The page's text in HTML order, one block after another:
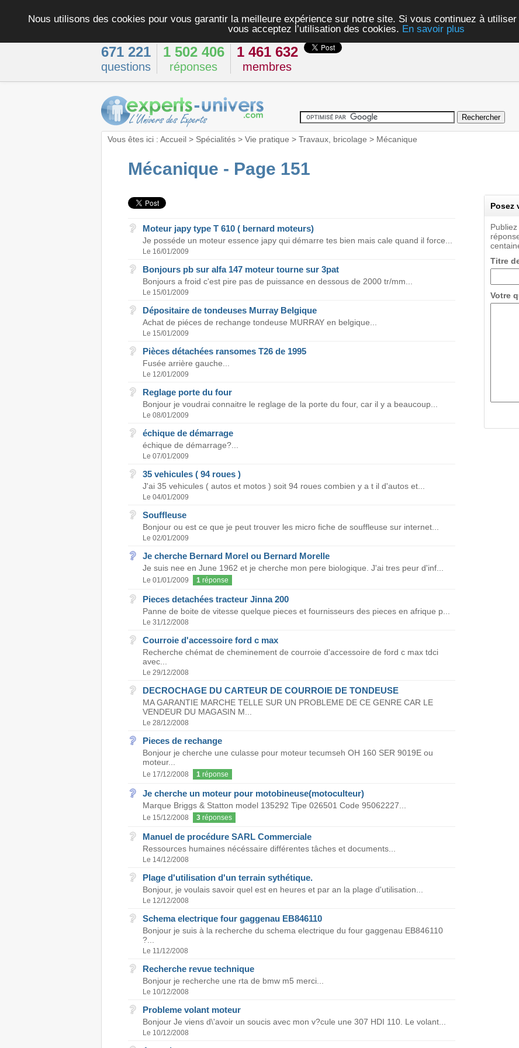
Nous utilisons des cookies pour vous garantir la meilleure expérience sur notre site. Si vous continuez à
vous acceptez l’utilisation des cookies. En savoir plus
671 221
questions
1 502 406
réponses
1 461 632
membres
Vous êtes ici : Accueil> Spécialités> Vie pratique > Travaux, bricolage > Mécanique
Mécanique - Page 151
Moteur japy type T 610 ( bernard moteurs)
Je posséde un moteur essence japy qui démarre tes bien mais cale quand il force...
Le 16/01/2009
Bonjours pb sur alfa 147 moteur tourne sur 3pat
Bonjours a froid c'est pire pas de puissance en dessous de 2000 tr/mm...
Le 15/01/2009
Dépositaire de tondeuses Murray Belgique
Achat de piéces de rechange tondeuse MURRAY en belgique...
Le 15/01/2009
Pièces détachées ransomes T26 de 1995
Fusée arrière gauche...
Le 12/01/2009
Reglage porte du four
Bonjour je voudrai connaitre le reglage de la porte du four, car il y a beaucoup...
Le 08/01/2009
échique de démarrage
échique de démarrage?...
Le 07/01/2009
35 vehicules ( 94 roues )
J'ai 35 vehicules ( autos et motos ) soit 94 roues combien y a t il d'autos et...
Le 04/01/2009
Souffleuse
Bonjour ou est ce que je peut trouver les micro fiche de souffleuse sur internet...
Le 02/01/2009
Je cherche Bernard Morel ou Bernard Morelle
Je suis nee en June 1962 et je cherche mon pere biologique. J'ai tres peur d'inf...
Le 01/01/2009 1réponse
Pieces detachées tracteur Jinna 200
Panne de boite de vitesse quelque pieces et fournisseurs des pieces en afrique p...
Le 31/12/2008
Courroie d'accessoire ford c max
Recherche chémat de cheminement de courroie d'accessoire de ford c max tdci
avec...
Le 29/12/2008
DECROCHAGE DU CARTEUR DE COURROIE DE TONDEUSE
MA GARANTIE MARCHE TELLE SUR UN PROBLEME DE CE GENRE CAR LE
VENDEUR DU MAGASIN M...
Le 28/12/2008
Pieces de rechange
Bonjour je cherche une culasse pour moteur tecumseh OH 160 SER 9019E ou
moteur...
Le 17/12/2008 1réponse
Je cherche un moteur pour motobineuse(motoculteur)
Marque Briggs & Statton model 135292 Tipe 026501 Code 95062227...
Le 15/12/2008 3réponses
Manuel de procédure SARL Commerciale
Ressources humaines nécéssaire différentes tâches et documents...
Le 14/12/2008
Plage d'utilisation d'un terrain sythétique.
Bonjour, je voulais savoir quel est en heures et par an la plage d'utilisation...
Le 12/12/2008
Schema electrique four gaggenau EB846110
Bonjour je suis à la recherche du schema electrique du four gaggenau EB846110
?...
Le 11/12/2008
Recherche revue technique
Bonjour je recherche une rta de bmw m5 merci...
Le 10/12/2008
Probleme volant moteur
Bonjour Je viens d\'avoir un soucis avec mon v?cule une 307 HDI 110. Le volant...
Le 10/12/2008
Posez
Titre
Votre